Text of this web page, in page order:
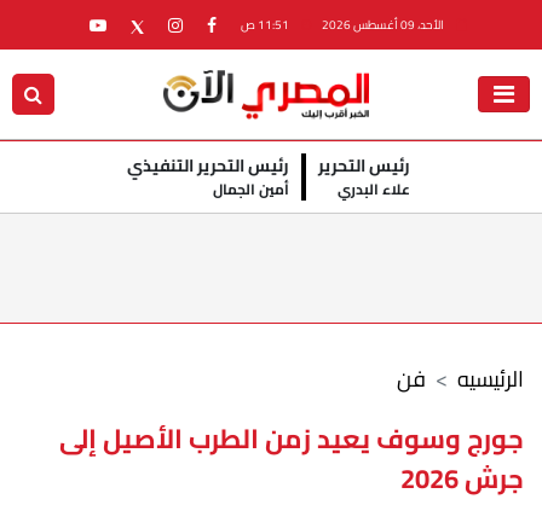
الأحد، 09 أغسطس 2026
رئيس التحرير
علاء البدري
رئيس التحرير التنفيذي
أمين الجمال
فن الرئيسيه
جورج وسوف يعيد زمن الطرب الأصيل إلى
جرش 2026